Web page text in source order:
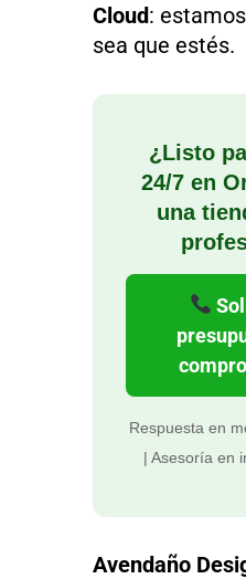
Cloud:
sea que estés.
¿Listo
24/7 en
una
Respuesta en
| Asesoría en
Avendaño